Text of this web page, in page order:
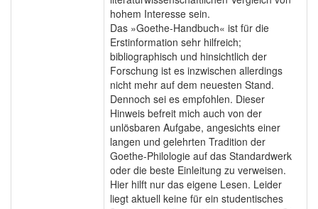
hohem Interesse sein.
Das »Goethe-Handbuch« ist für die
Erstinformation sehr hilfreich;
bibliographisch und hinsichtlich der
Forschung ist es inzwischen allerdings
nicht mehr auf dem neuesten Stand.
Dennoch sei es empfohlen. Dieser
Hinweis befreit mich auch von der
unlösbaren Aufgabe, angesichts einer
langen und gelehrten Tradition der
Goethe-Philologie auf das Standardwerk
oder die beste Einleitung zu verweisen.
Hier hilft nur das eigene Lesen. Leider
liegt aktuell keine für ein studentisches